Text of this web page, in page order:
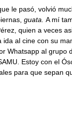
le pasó, volvió
guata. A mí
quien a veces
al cine con su
Whatsapp al grupo
Estoy con el
para que sepan